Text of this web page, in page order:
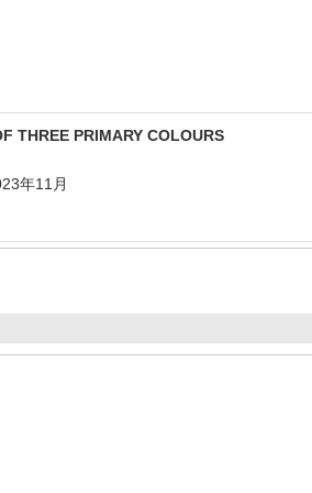
THREE PRIMARY COLOURS
年11月